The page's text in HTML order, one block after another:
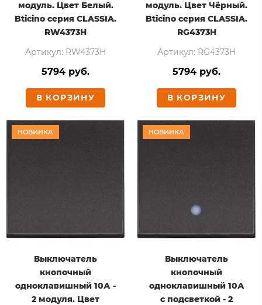
модуль. Цвет Белый.
Bticino серия CLASSIA.
RW4373H
Артикул: RW4373H
5794 руб.
В КОРЗИНУ
модуль. Цвет Чёрный.
Bticino серия CLASSIA.
RG4373H
Артикул: RG4373H
5794 руб.
В КОРЗИНУ
НОВИНКА
Выключатель
кнопочный
одноклавишный 10А -
2 модуля. Цвет
НОВИНКА
Выключатель
кнопочный
одноклавишный 10А
с подсветкой - 2